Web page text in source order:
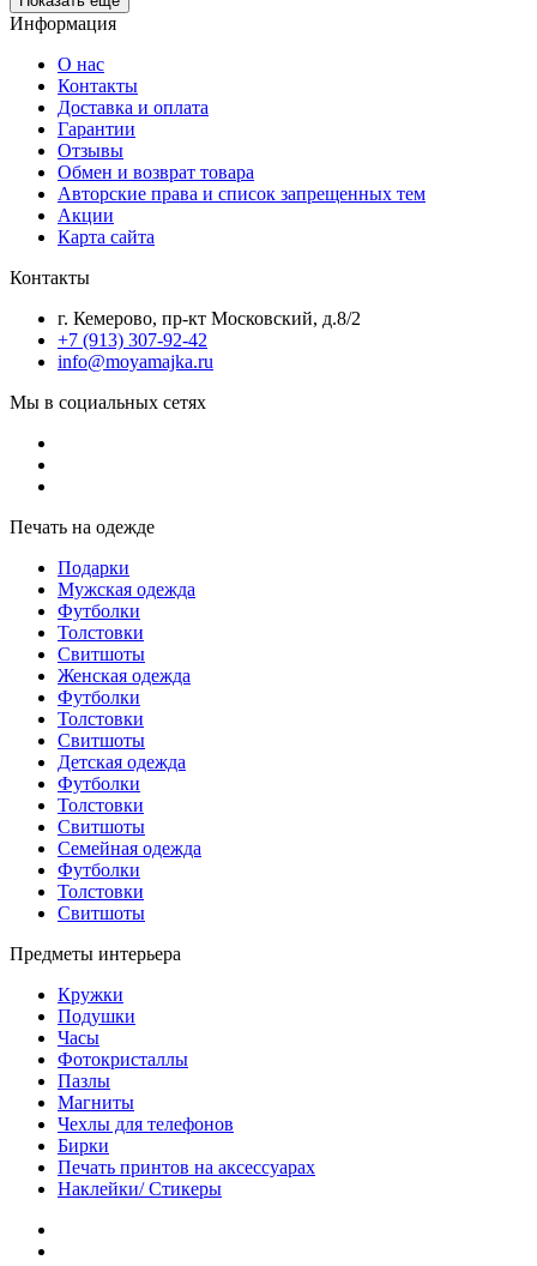
Информация
О нас
Контакты
Доставка и оплата
Гарантии
Отзывы
Обмен и возврат товара
Авторские права и список запрещенных тем
Акции
Карта сайта
Контакты
г. Кемерово, пр-кт Московский, д.8/2
+7 (913) 307-92-42
info@moyamajka.ru
Мы в социальных сетях
Печать на одежде
Подарки
Мужская одежда
Футболки
Толстовки
Свитшоты
Женская одежда
Футболки
Толстовки
Свитшоты
Детская одежда
Футболки
Толстовки
Свитшоты
Семейная одежда
Футболки
Толстовки
Свитшоты
Предметы интерьера
Кружки
Подушки
Часы
Фотокристаллы
Пазлы
Магниты
Чехлы для телефонов
Бирки
Печать принтов на аксессуарах
Наклейки/ Стикеры